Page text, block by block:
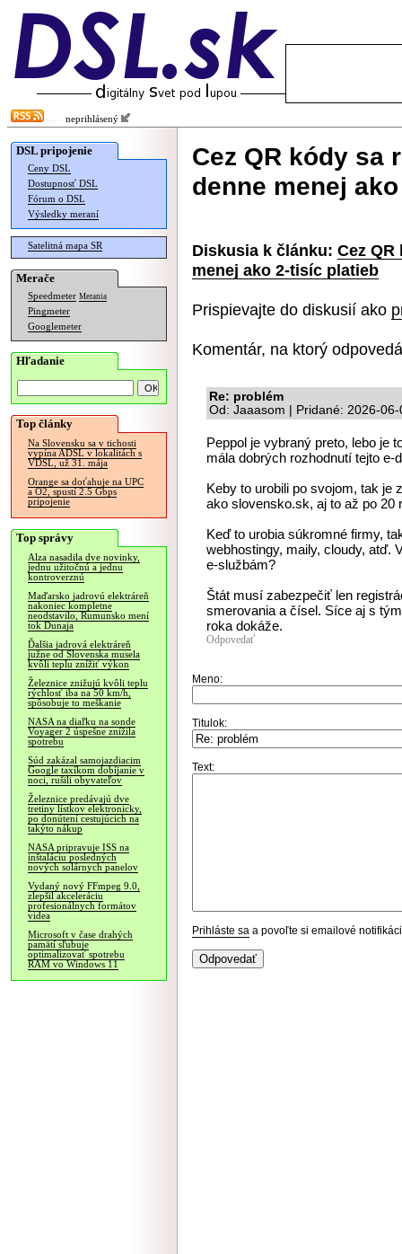
neprihlásený
DSL pripojenie
Ceny DSL
Dostupnosť DSL
Fórum o DSL
Výsledky meraní
Satelitná mapa SR
Merače
Speedmeter Merania
Pingmeter
Googlemeter
Hľadanie
Top články
Na Slovensku sa v tichosti
vypína ADSL v lokalitách s
VDSL, už 31. mája
Orange sa doťahuje na UPC
a O2, spustí 2.5 Gbps
pripojenie
Top správy
Alza nasadila dve novinky,
jednu užitočnú a jednu
kontroverznú
Maďarsko jadrovú elektráreň
nakoniec kompletne
neodstavilo, Rumunsko mení
tok Dunaja
Ďalšia jadrová elektráreň
južne od Slovenska musela
kvôli teplu znížiť výkon
Železnice znižujú kvôli teplu
rýchlosť iba na 50 km/h,
spôsobuje to meškanie
NASA na diaľku na sonde
Voyager 2 úspešne znížila
spotrebu
Súd zakázal samojazdiacim
Google taxíkom dobíjanie v
noci, rušili obyvateľov
Železnice predávajú dve
tretiny lístkov elektronicky,
po donútení cestujúcich na
takýto nákup
NASA pripravuje ISS na
inštaláciu posledných
nových solárnych panelov
Vydaný nový FFmpeg 9.0,
zlepšil akceleráciu
profesionálnych formátov
videa
Microsoft v čase drahých
pamätí sľubuje
optimalizovať spotrebu
RAM vo Windows 11
Cez QR kódy sa
denne menej
Diskusia k článku: Cez
menej ako 2-tisíc platieb
Prispievajte do diskusií ako
Komentár, na ktorý
Re: problém
Od: Jaaasom | Pridané: 2026-
Peppol je vybraný preto, lebo je
mála dobrých rozhodnutí tejto e-
Keby to urobili po svojom, tak je
ako slovensko.sk, aj to až po 20
Keď to urobia súkromné firmy,
webhostingy, maily, cloudy, atď.
e-službám?
Štát musí zabezpečiť len
smerovania a čísel. Síce aj s
roka dokáže.
Odpovedať
Meno:
Titulok:
Text:
Prihláste sa a povoľte si emailové